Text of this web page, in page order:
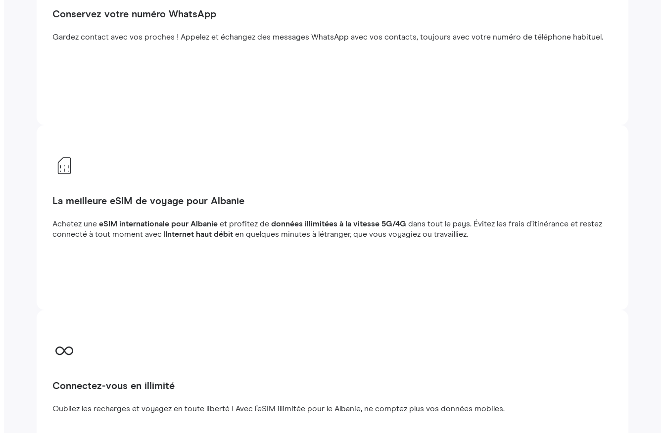
Conservez votre numéro WhatsApp
Gardez contact avec vos proches ! Appelez et échangez des messages WhatsApp avec vos contacts, toujours avec votre numéro de téléphone habituel.
La meilleure eSIM de voyage pour Albanie
Achetez uneeSIM internationale pour Albanie et profitez dedonnées illimitées à la vitesse 5G/4G dans tout le pays. Évitez les frais d'itinérance et restez
connecté à tout moment avec l
Internet haut débit en quelques minutes à létranger, que vous voyagiez ou travailliez.
Connectez-vous en illimité
Oubliez les recharges et voyagez en toute liberté ! Avec l’eSIM illimitée pour le Albanie, ne comptez plus vos données mobiles.